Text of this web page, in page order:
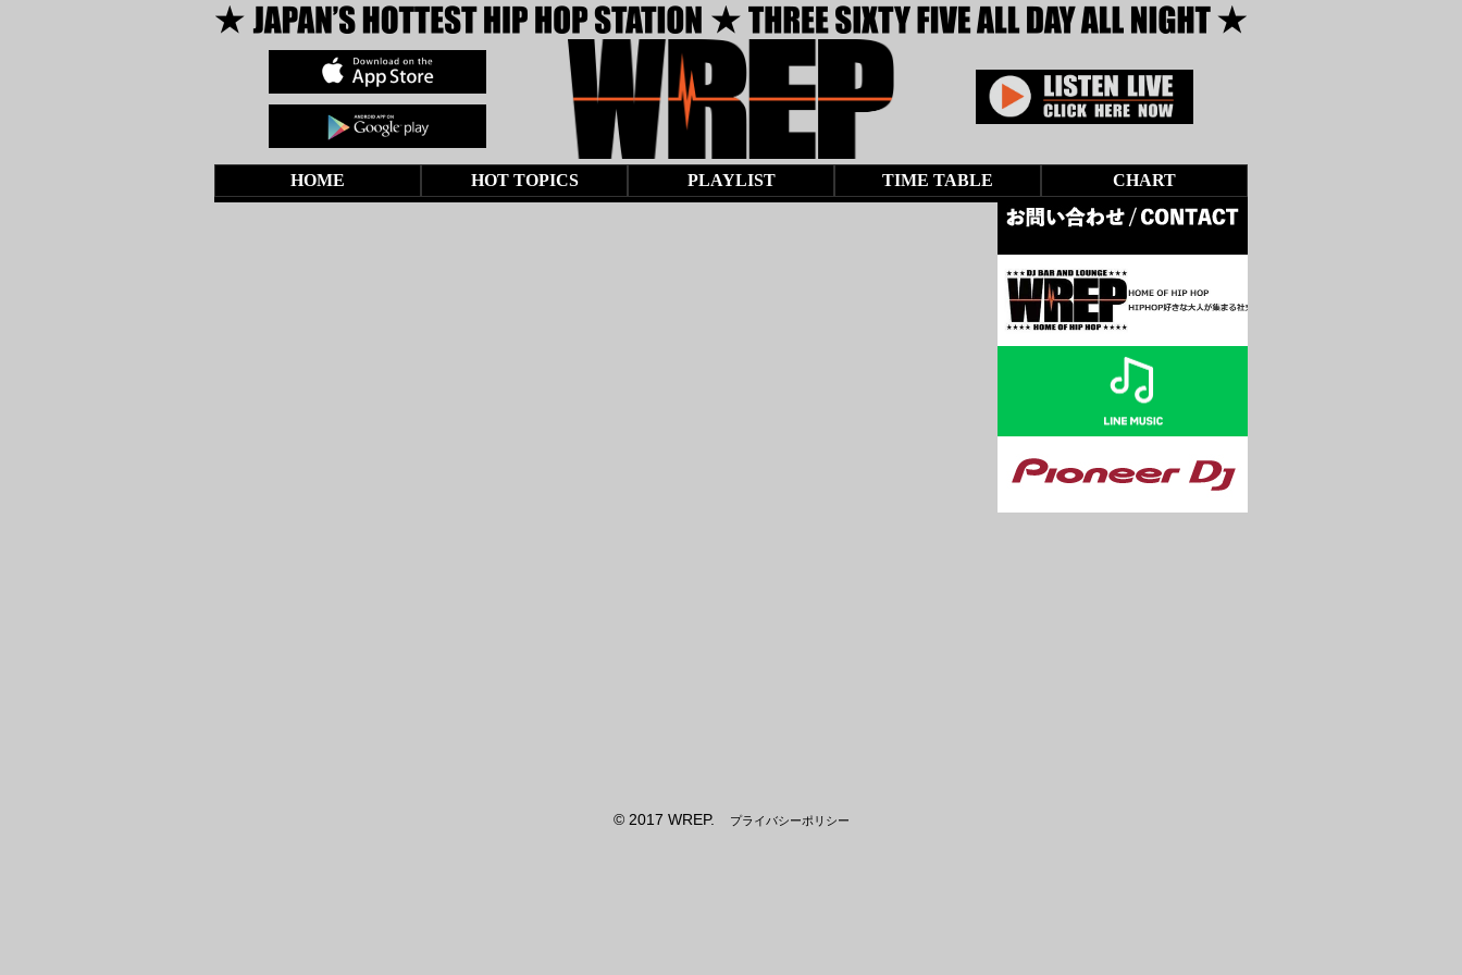
HOME HOT TOPICS PLAYLIST TIME TABLE CHART
© 2017 WREP. プライバシーポリシー